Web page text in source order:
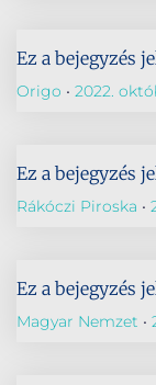
Ez a bejegyzés
Origo 2022.
Ez a bejegyzés
Rákóczi Piroska
Ez a bejegyzés
Magyar Nemzet